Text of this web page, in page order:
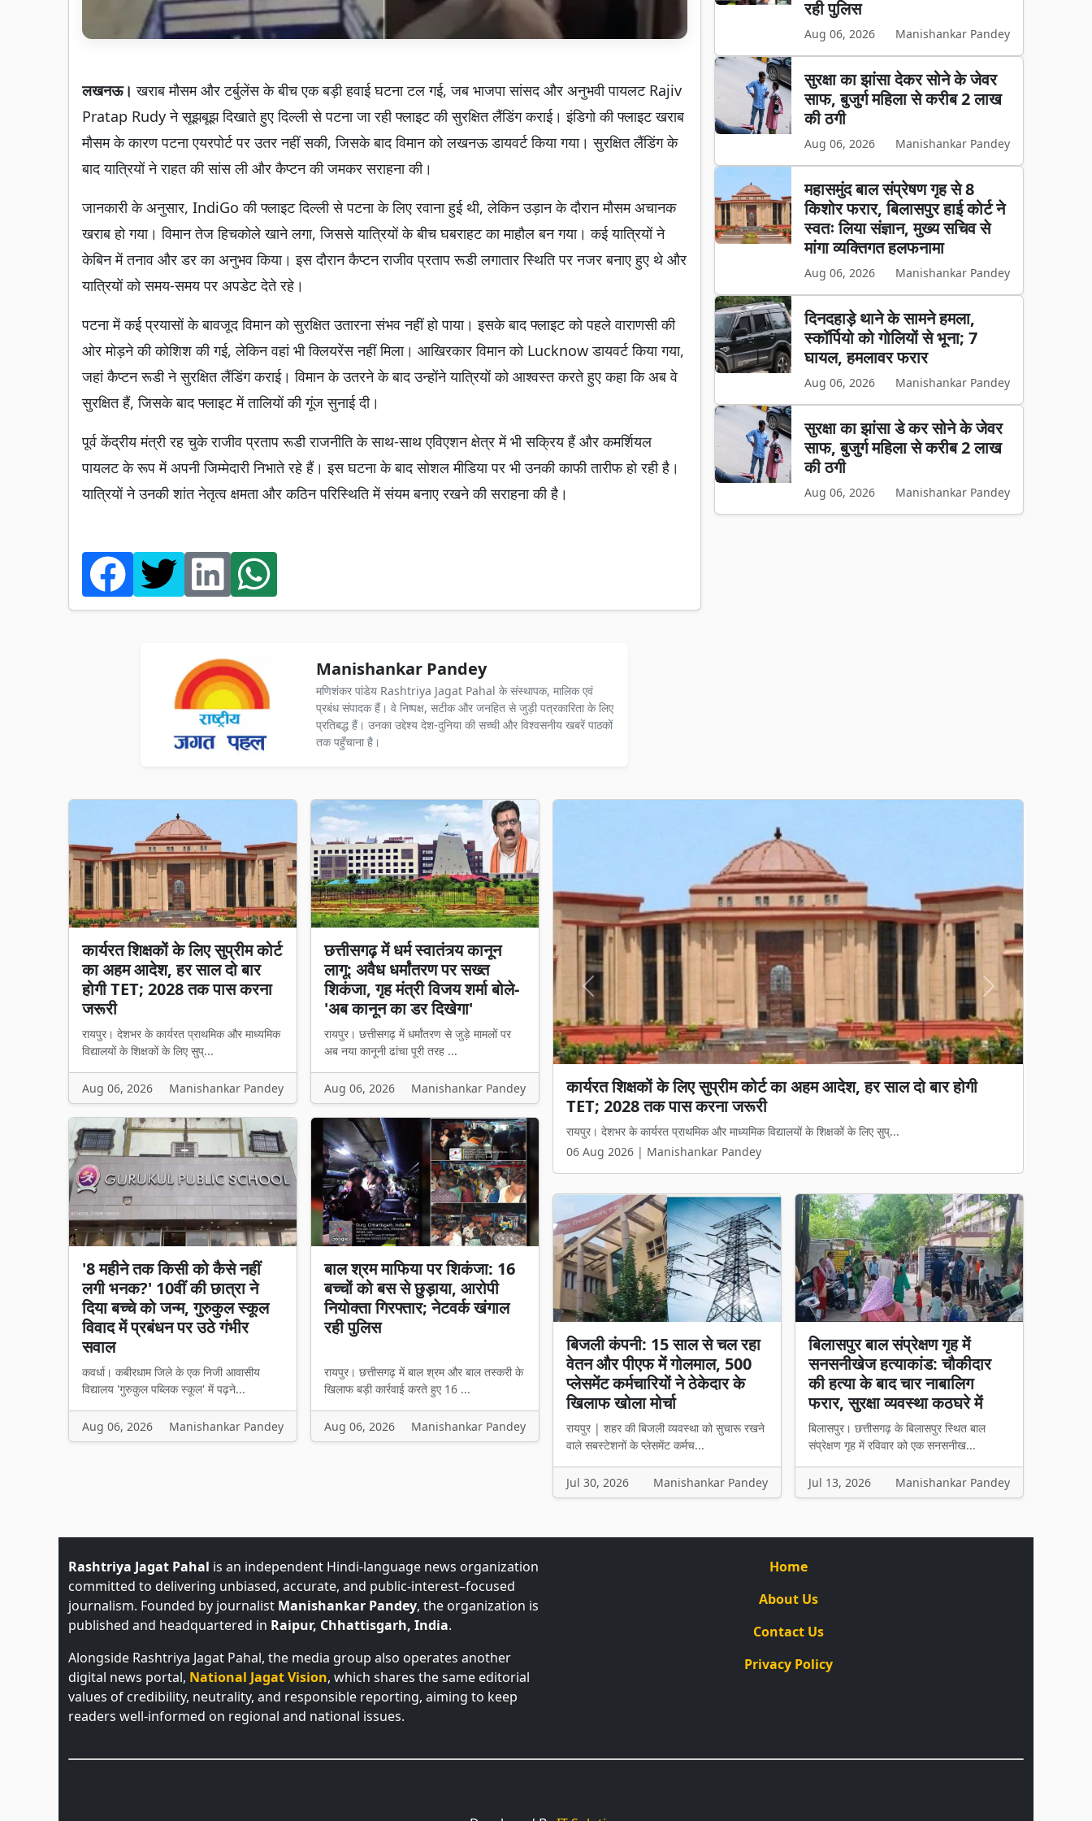
लखनऊ।खराब मौसम और टर्बुलेंस के बीच एक बड़ी हवाई घटना टल गई, जब भाजपा सांसद और अनुभवी पायलट Rajiv
Pratap Rudy ने सूझबूझ दिखाते हुए दिल्ली से पटना जा रही फ्लाइट की सुरक्षित लैंडिंग कराई। इंडिगो की फ्लाइट खराब
मौसम के कारण पटना एयरपोर्ट पर उतर नहीं सकी, जिसके बाद विमान को लखनऊ डायवर्ट किया गया। सुरक्षित लैंडिंग के
बाद यात्रियों ने राहत की सांस ली और कैप्टन की जमकर सराहना की।
जानकारी के अनुसार, IndiGo की फ्लाइट दिल्ली से पटना के लिए रवाना हुई थी, लेकिन उड़ान के दौरान मौसम अचानक
खराब हो गया। विमान तेज हिचकोले खाने लगा, जिससे यात्रियों के बीच घबराहट का माहौल बन गया। कई यात्रियों ने
केबिन में तनाव और डर का अनुभव किया। इस दौरान कैप्टन राजीव प्रताप रूडी लगातार स्थिति पर नजर बनाए हुए थे और
यात्रियों को समय-समय पर अपडेट देते रहे।
पटना में कई प्रयासों के बावजूद विमान को सुरक्षित उतारना संभव नहीं हो पाया। इसके बाद फ्लाइट को पहले वाराणसी की
ओर मोड़ने की कोशिश की गई, लेकिन वहां भी क्लियरेंस नहीं मिला। आखिरकार विमान को Lucknow डायवर्ट किया गया,
जहां कैप्टन रूडी ने सुरक्षित लैंडिंग कराई। विमान के उतरने के बाद उन्होंने यात्रियों को आश्वस्त करते हुए कहा कि अब वे
सुरक्षित हैं, जिसके बाद फ्लाइट में तालियों की गूंज सुनाई दी।
पूर्व केंद्रीय मंत्री रह चुके राजीव प्रताप रूडी राजनीति के साथ-साथ एविएशन क्षेत्र में भी सक्रिय हैं और कमर्शियल
पायलट के रूप में अपनी जिम्मेदारी निभाते रहे हैं। इस घटना के बाद सोशल मीडिया पर भी उनकी काफी तारीफ हो रही है।
यात्रियों ने उनकी शांत नेतृत्व क्षमता और कठिन परिस्थिति में संयम बनाए रखने की सराहना की है।
Manishankar Pandey
मणिशंकर पांडेय Rashtriya Jagat Pahal के संस्थापक, मालिक एवं
प्रबंध संपादक हैं। वे निष्पक्ष, सटीक और जनहित से जुड़ी पत्रकारिता के लिए
प्रतिबद्ध हैं। उनका उद्देश्य देश-दुनिया की सच्ची और विश्वसनीय खबरें पाठकों
तक पहुँचाना है।
रही पुलिस
Aug 06, 2026 Manishankar Pandey
सुरक्षा का झांसा देकर सोने के जेवर
साफ, बुजुर्ग महिला से करीब 2 लाख
की ठगी
Aug 06, 2026 Manishankar Pandey
महासमुंद बाल संप्रेषण गृह से 8
किशोर फरार, बिलासपुर हाई कोर्ट ने
स्वतः लिया संज्ञान, मुख्य सचिव से
मांगा व्यक्तिगत हलफनामा
Aug 06, 2026 Manishankar Pandey
दिनदहाड़े थाने के सामने हमला,
स्कॉर्पियो को गोलियों से भूना; 7
घायल, हमलावर फरार
Aug 06, 2026 Manishankar Pandey
सुरक्षा का झांसा डे कर सोने के जेवर
साफ, बुजुर्ग महिला से करीब 2 लाख
की ठगी
Aug 06, 2026 Manishankar Pandey
कार्यरत शिक्षकों के लिए सुप्रीम कोर्ट
का अहम आदेश, हर साल दो बार
होगी TET; 2028 तक पास करना
जरूरी
रायपुर। देशभर के कार्यरत प्राथमिक और माध्यमिक
विद्यालयों के शिक्षकों के लिए सुप्...
Aug 06, 2026 Manishankar Pandey
छत्तीसगढ़ में धर्म स्वातंत्र्य कानून
लागू: अवैध धर्मांतरण पर सख्त
शिकंजा, गृह मंत्री विजय शर्मा बोले-
'अब कानून का डर दिखेगा'
रायपुर। छत्तीसगढ़ में धर्मांतरण से जुड़े मामलों पर
अब नया कानूनी ढांचा पूरी तरह ...
Aug 06, 2026 Manishankar Pandey
'8 महीने तक किसी को कैसे नहीं
लगी भनक?' 10वीं की छात्रा ने
दिया बच्चे को जन्म, गुरुकुल स्कूल
विवाद में प्रबंधन पर उठे गंभीर
सवाल
कवर्धा। कबीरधाम जिले के एक निजी आवासीय
विद्यालय 'गुरुकुल पब्लिक स्कूल' में पढ़ने...
Aug 06, 2026 Manishankar Pandey
बाल श्रम माफिया पर शिकंजा: 16
बच्चों को बस से छुड़ाया, आरोपी
नियोक्ता गिरफ्तार; नेटवर्क खंगाल
रही पुलिस
रायपुर। छत्तीसगढ़ में बाल श्रम और बाल तस्करी के
खिलाफ बड़ी कार्रवाई करते हुए 16 ...
Aug 06, 2026 Manishankar Pandey
छत्तीसगढ़ में धर्म स्वातंत्र्य कानून लागू: अवैध धर्मांतरण पर सख्त शिकंजा, गृह
मंत्री विजय शर्मा बोले- 'अब कानून का डर दिखेगा'
रायपुर। छत्तीसगढ़ में धर्मांतरण से जुड़े मामलों पर अब नया कानूनी ढांचा पूरी तरह ...
06 Aug 2026 | Manishankar Pandey
Previous Next
बिजली कंपनी: 15 साल से चल रहा
वेतन और पीएफ में गोलमाल, 500
प्लेसमेंट कर्मचारियों ने ठेकेदार के
खिलाफ खोला मोर्चा
रायपुर | शहर की बिजली व्यवस्था को सुचारू रखने
वाले सबस्टेशनों के प्लेसमेंट कर्मच...
Jul 30, 2026 Manishankar Pandey
बिलासपुर बाल संप्रेक्षण गृह में
सनसनीखेज हत्याकांड: चौकीदार
की हत्या के बाद चार नाबालिग
फरार, सुरक्षा व्यवस्था कठघरे में
बिलासपुर। छत्तीसगढ़ के बिलासपुर स्थित बाल
संप्रेक्षण गृह में रविवार को एक सनसनीख...
Jul 13, 2026 Manishankar Pandey
Rashtriya Jagat Pahal is an independent Hindi-language news organization
committed to delivering unbiased, accurate, and public-interest–focused
journalism. Founded by journalist Manishankar Pandey, the organization is
published and headquartered in Raipur, Chhattisgarh, India.
Alongside Rashtriya Jagat Pahal, the media group also operates another
digital news portal, National Jagat Vision, which shares the same editorial
values of credibility, neutrality, and responsible reporting, aiming to keep
readers well-informed on regional and national issues.
Home
About Us
Contact Us
Privacy Policy